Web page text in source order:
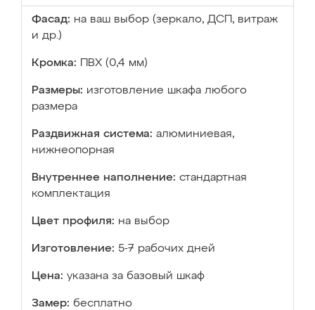
Фасад: на ваш выбор (зеркало, ДСП, витраж
и др.)
Кромка: ПВХ (0,4 мм)
Размеры: изготовление шкафа любого
размера
Раздвижная система: алюминиевая,
нижнеопорная
Внутреннее наполнение: стандартная
комплектация
Цвет профиля: на выбор
Изготовление: 5-7 рабочих дней
Цена: указана за базовый шкаф
Замер: бесплатно